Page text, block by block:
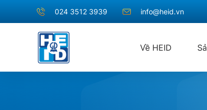
024 3512 3939 info@heid.vn
Về HEID